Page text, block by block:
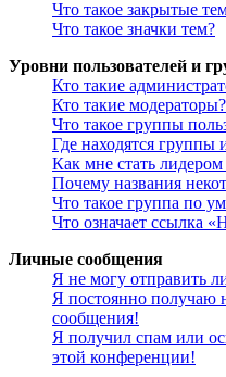
Что такое закрытые
Что такое значки тем?
Уровни пользователей и
Кто такие
Кто такие модераторы?
Что такое группы
Где находятся группы
Как мне стать
Почему названия
Что такое группа по
Что означает ссылка
Личные сообщения
Я не могу отправить
Я постоянно получаю
сообщения!
Я получил спам или
этой конференции!